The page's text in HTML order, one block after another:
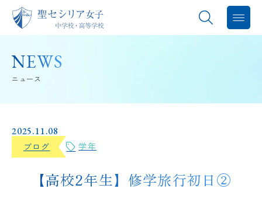
教育内容
進路指導
NEWS
ニュース
2025.11.08
ブログ 学年
【高校2年生】修学旅行初日②